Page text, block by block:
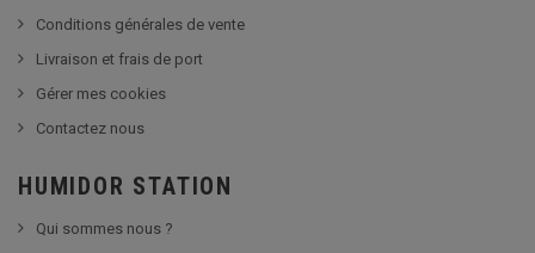
Conditions générales de vente
Livraison et frais de port
Gérer mes cookies
Contactez nous
HUMIDOR STATION
Qui sommes nous ?